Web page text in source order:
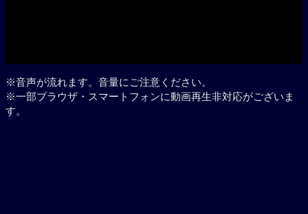
※音声が流れます。音量にご注意ください。
※一部ブラウザ・スマートフォンに動画再生非対応がございま
す。